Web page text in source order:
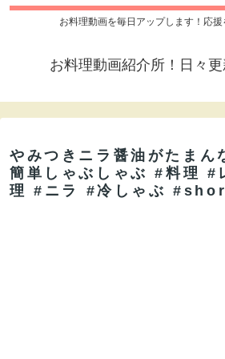
お料理動画を毎日アップします！応援
お料理動画紹介所！日々更
やみつきニラ醤油がたまん
簡単しゃぶしゃぶ #料理 #
理 #ニラ #冷しゃぶ